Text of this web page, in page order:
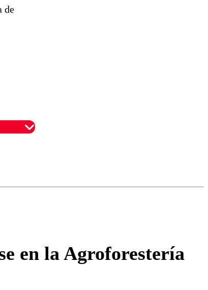
de
en la Agroforestería